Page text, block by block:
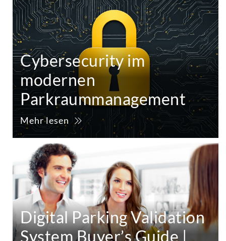
Cybersecurity im
modernen
Parkraummanagement
Mehr lesen
Digital Parking Validation
System Buyer’s Guide |